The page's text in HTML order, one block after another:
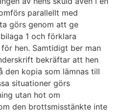
parallellt med
görs genom att ge
1 och förklara
hen. Samtidigt ber man
bekräftar att hen
den kopia som lämnas till
situationer görs
utan hot om
den brottsmisstänkte inte